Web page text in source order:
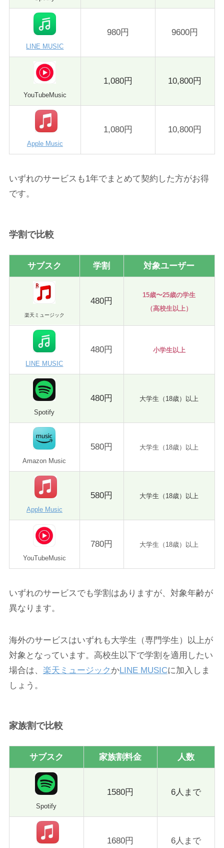
LINE MUSIC
980円 9600円
YouTubeMusic
1,080円 10,800円
Apple Music
1,080円 10,800円
いずれのサービスも1年でまとめて契約した方がお得
です。
学割で比較
サブスク 学割 対象ユーザー
楽天ミュージック
480円
15歳〜25歳の学生
（高校生以上）
LINE MUSIC
480円 小学生以上
Spotify
480円 大学生（18歳）以上
Amazon Music
580円 大学生（18歳）以上
Apple Music
580円 大学生（18歳）以上
YouTubeMusic
780円 大学生（18歳）以上
いずれのサービスでも学割はありますが、対象年齢が
異なります。
海外のサービスはいずれも大学生（専門学生）以上が
対象となっています。高校生以下で学割を適用したい
場合は、 楽天ミュージック かLINE MUSICに加入しま
しょう。
家族割で比較
サブスク 家族割料金 人数
Spotify
1580円 6人まで
1680円 6人まで